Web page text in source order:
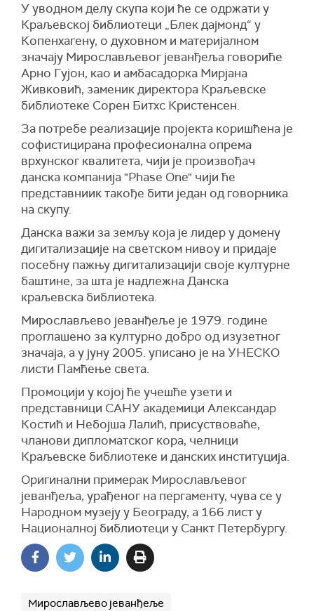
У уводном делу скупа који ће се одржати у
Краљевској библиотеци „Блек дајмонд“ у
Копенхагену, о духовном и материјалном
значају Мирослављевог јеванђеља говориће
Арно Гујон, као и амбасадорка Мирјана
Живковић, заменик директора Краљевске
библиотеке Сорен Битхс Кристенсен.
За потребе реализације пројекта коришћена је
софистицирана професионална опрема
врхунског квалитета, чији је произвођач
данска компанија "Phase One" чији ће
представниик такође бити један од говорника
на скупу.
Данска важи за земљу која је лидер у домену
дигитализације на светском нивоу и придаје
посебну пажњу дигитализацији своје културне
баштине, за шта је надлежна Данска
краљевска библиотека.
Мирослављево јеванђеље је 1979. године
проглашено за културно добро од изузетног
значаја, а у јуну 2005. уписано је на УНЕСКО
листи Памћење света.
Промоцији у којој ће учешће узети и
представници САНУ академици Александар
Костић и Небојша Лалић, присуствоваће,
чланови дипломатског кора, челници
Краљевске библиотеке и данских институција.
Оригинални примерак Мирослављевог
јеванђеља, урађеног на пергаменту, чува се у
Народном музеју у Београду, а 166 лист у
Националној библиотеци у Санкт Петербургу.
Мирослављево јеванђеље